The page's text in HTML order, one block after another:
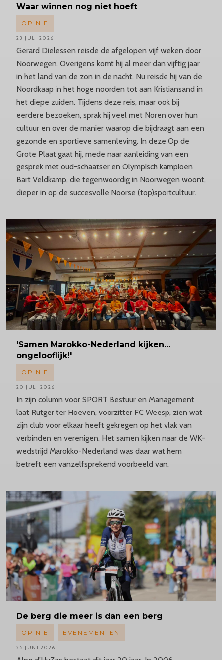
Waar winnen nog niet hoeft
Gerard Dielessen reisde de afgelopen vijf weken door
Noorwegen. Overigens komt hij al meer dan vijftig jaar
in het land van de zon in de nacht. Nu reisde hij van de
Noordkaap in het hoge noorden tot aan Kristiansand in
het diepe zuiden. Tijdens deze reis, maar ook bij
eerdere bezoeken, sprak hij veel met Noren over hun
cultuur en over de manier waarop die bijdraagt aan een
gezonde en sportieve samenleving. In deze Op de
Grote Plaat gaat hij, mede naar aanleiding van een
gesprek met oud-schaatser en Olympisch kampioen
Bart Veldkamp, die tegenwoordig in Noorwegen woont,
dieper in op de succesvolle Noorse (top)sportcultuur.
OPINIE
23 JULI 2026
'Samen Marokko-Nederland kijken…
ongelooflijk!'
In zijn column voor SPORT Bestuur en Management
laat Rutger ter Hoeven, voorzitter FC Weesp, zien wat
zijn club voor elkaar heeft gekregen op het vlak van
verbinden en verenigen. Het samen kijken naar de WK-
wedstrijd Marokko-Nederland was daar wat hem
betreft een vanzelfsprekend voorbeeld van.
OPINIE
20 JULI 2026
De berg die meer is dan een berg
OPINIE EVENEMENTEN
25 JUNI 2026